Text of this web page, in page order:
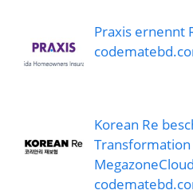
Praxis ernennt
Korean Re